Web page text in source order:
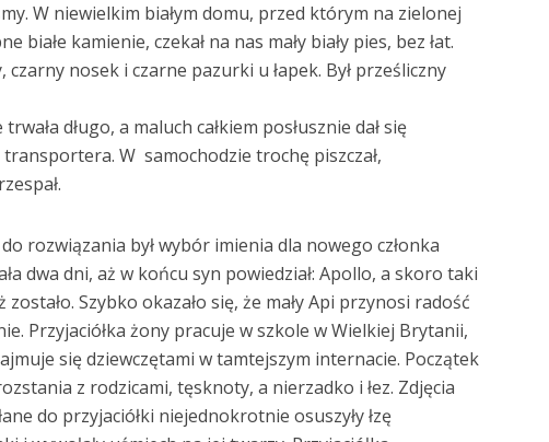
W niewielkim białym domu, przed którym na zielonej
białe kamienie, czekał na nas mały biały pies, bez łat.
czarny nosek i czarne pazurki u łapek. Był prześliczny
długo, a maluch całkiem posłusznie dał się
transportera. W samochodzie trochę piszczał,
rozwiązania był wybór imienia dla nowego członka
dwa dni, aż w końcu syn powiedział: Apollo, a skoro taki
Szybko okazało się, że mały Api przynosi radość
Przyjaciółka żony pracuje w szkole w Wielkiej Brytanii,
się dziewczętami w tamtejszym internacie. Początek
z rodzicami, tęsknoty, a nierzadko i łez. Zdjęcia
do przyjaciółki niejednokrotnie osuszyły łzę